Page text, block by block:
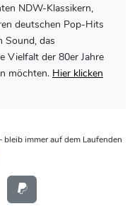
NDW-Klassikern,
deutschen Pop-Hits
Sound, das
Vielfalt der 80er Jahre
möchten. Hier klicken
immer auf dem Laufenden